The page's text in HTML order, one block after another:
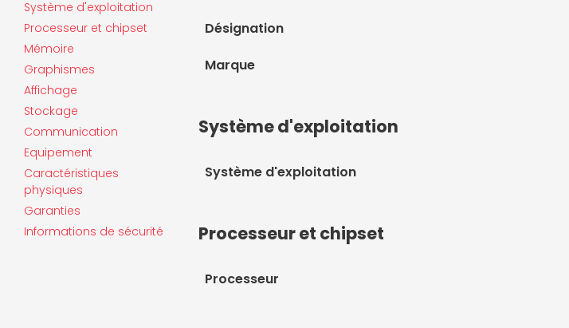
Système d'exploitation
Processeur et chipset
Mémoire
Graphismes
Affichage
Stockage
Communication
Equipement
Caractéristiques
physiques
Garanties
Informations de sécurité
Désignation
Marque
Système d'exploitation
Système d'exploitation
Processeur et chipset
Processeur